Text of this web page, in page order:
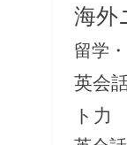
海外
留学
英会
ト力